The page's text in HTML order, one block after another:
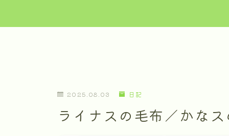
2025.08.03 日記
ライナスの毛布／かな